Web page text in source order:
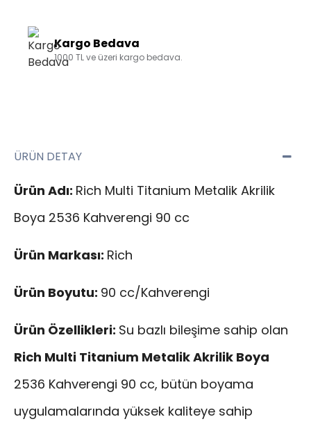
Kargo Bedava
1000 TL ve üzeri kargo bedava.
ÜRÜN DETAY
Ürün Adı: Rich Multi Titanium Metalik Akrilik
Boya 2536 Kahverengi 90 cc
Ürün Markası: Rich
Ürün Boyutu: 90 cc/Kahverengi
Ürün Özellikleri: Su bazlı bileşime sahip olan
Rich Multi Titanium Metalik Akrilik Boya
2536 Kahverengi 90 cc, bütün boyama
uygulamalarında yüksek kaliteye sahip